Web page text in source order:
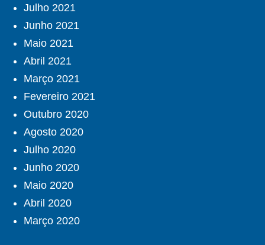
Julho 2021
Junho 2021
Maio 2021
Abril 2021
Março 2021
Fevereiro 2021
Outubro 2020
Agosto 2020
Julho 2020
Junho 2020
Maio 2020
Abril 2020
Março 2020